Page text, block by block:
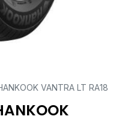
VANTRA LT RA18